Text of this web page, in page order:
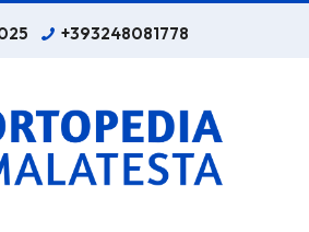
+393248081778